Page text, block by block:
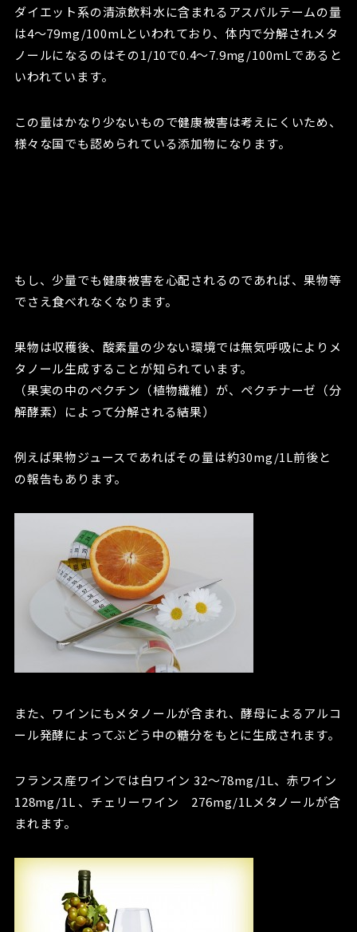
ダイエット系の清涼飲料水に含まれるアスパルテームの量
は4～79mg/100mLといわれており、体内で分解されメタ
ノールになるのはその1/10で0.4～7.9mg/100mLであると
いわれています。
この量はかなり少ないもので健康被害は考えにくいため、
様々な国でも認められている添加物になります。
もし、少量でも健康被害を心配されるのであれば、果物等
でさえ食べれなくなります。
果物は収穫後、酸素量の少ない環境では無気呼吸によりメ
タノール生成することが知られています。
（果実の中のペクチン（植物繊維）が、ペクチナーゼ（分
解酵素）によって分解される結果）
例えば果物ジュースであればその量は約30mg/1L前後と
の報告もあります。
また、ワインにもメタノールが含まれ、酵母によるアルコ
ール発酵によってぶどう中の糖分をもとに生成されます。
フランス産ワインでは白ワイン 32～78mg/1L、赤ワイン
128mg/1L 、チェリーワイン 276mg/1Lメタノールが含
まれます。